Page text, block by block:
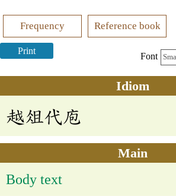
Frequency Reference book
Print
Font
Idiom
越俎代庖
Main
Body text